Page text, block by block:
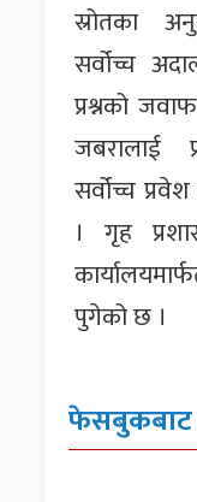
स्रोतका
सर्वोच्च
प्रश्नको
जबरालाई
सर्वोच्च
। गृह
पुगेको छ ।
फेसबुकबाट